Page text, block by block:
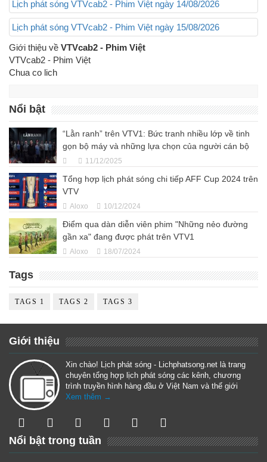
Lịch phát sóng VTVcab2 - Phim Việt ngày 14/08/2026
Lịch phát sóng VTVcab2 - Phim Việt ngày 15/08/2026
Giới thiệu về VTVcab2 - Phim Việt
VTVcab2 - Phim Việt
Chua co lich
Nổi bật
“Lằn ranh” trên VTV1: Bức tranh nhiều lớp về tinh
gọn bộ máy và những lựa chọn của người cán bộ
11/12/2025
Tổng hợp lịch phát sóng chi tiếp AFF Cup 2024 trên
VTV
Aloxo 10/12/2024
Điểm qua dàn diễn viên phim "Những nẻo đường
gần xa" đang được phát trên VTV1
Aloxo 18/07/2024
Tags
TAGS 1 TAGS 2 TAGS 3
Giới thiệu
Xin chào! Lịch phát sóng - Lichphatsong.net là trang
chuyên tổng hợp lịch phát sóng các kênh, chương
trình truyền hình hàng đầu ở Việt Nam và thế giới
Xem thêm →
Nổi bật trong tuần